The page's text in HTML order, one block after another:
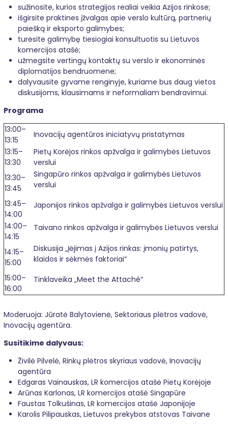
sužinosite, kurios strategijos realiai veikia Azijos rinkose;
išgirsite praktines įžvalgas apie verslo kultūrą, partnerių
paiešką ir eksporto galimybes;
turėsite galimybę tiesiogiai konsultuotis su Lietuvos
komercijos atašė;
užmegsite vertingų kontaktų su verslo ir ekonominės
diplomatijos bendruomene;
dalyvausite gyvame renginyje, kuriame bus daug vietos
diskusijoms, klausimams ir neformaliam bendravimui.
Programa
13:00–
13:15
Inovacijų agentūros iniciatyvų pristatymas
13:15–
13:30
Pietų Korėjos rinkos apžvalga ir galimybės Lietuvos
verslui
13:30–
13:45
Singapūro rinkos apžvalga ir galimybės Lietuvos
verslui
13:45–
14:00
Japonijos rinkos apžvalga ir galimybės Lietuvos verslui
14:00–
14:15
Taivano rinkos apžvalga ir galimybės Lietuvos verslui
14:15–
15:00
Diskusija „Įėjimas į Azijos rinkas: įmonių patirtys,
klaidos ir sėkmės faktoriai“
15:00–
16:00
Tinklaveika „Meet the Attaché“
Moderuoja: Jūratė Balytovienė, Sektoriaus plėtros vadovė,
Inovacijų agentūra.
Susitikime dalyvaus:
Živilė Pilvelė, Rinkų plėtros skyriaus vadovė, Inovacijų
agentūra
Edgaras Vainauskas, LR komercijos atašė Pietų Korėjoje
Arūnas Karlonas, LR komercijos atašė Singapūre
Faustas Tolkušinas, LR komercijos atašė Japonijoje
Karolis Pilipauskas, Lietuvos prekybos atstovas Taivane